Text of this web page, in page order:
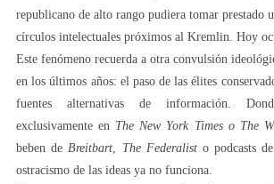
republicano de alto rango pudiera tomar prestado
círculos intelectuales próximos al Kremlin. Hoy
Este fenómeno recuerda a otra convulsión
en los últimos años: el paso de las élites
fuentes alternativas de información.
exclusivamente en The New York Times o The
beben de Breitbart The Federalisto podcasts
ostracismo de las ideas ya no funciona.